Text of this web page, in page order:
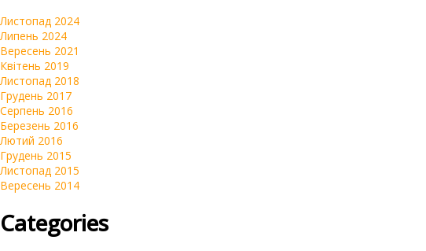
Листопад 2024
Липень 2024
Вересень 2021
Квітень 2019
Листопад 2018
Грудень 2017
Серпень 2016
Березень 2016
Лютий 2016
Грудень 2015
Листопад 2015
Вересень 2014
Categories